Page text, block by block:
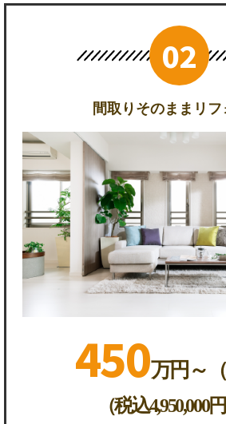
間取りそのままリ
450万円～（
（税込4,950,000